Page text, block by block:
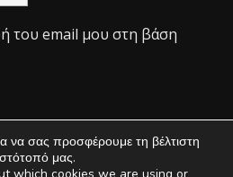
του email μου στη βάση
να σας προσφέρουμε τη βέλτιστη
μας.